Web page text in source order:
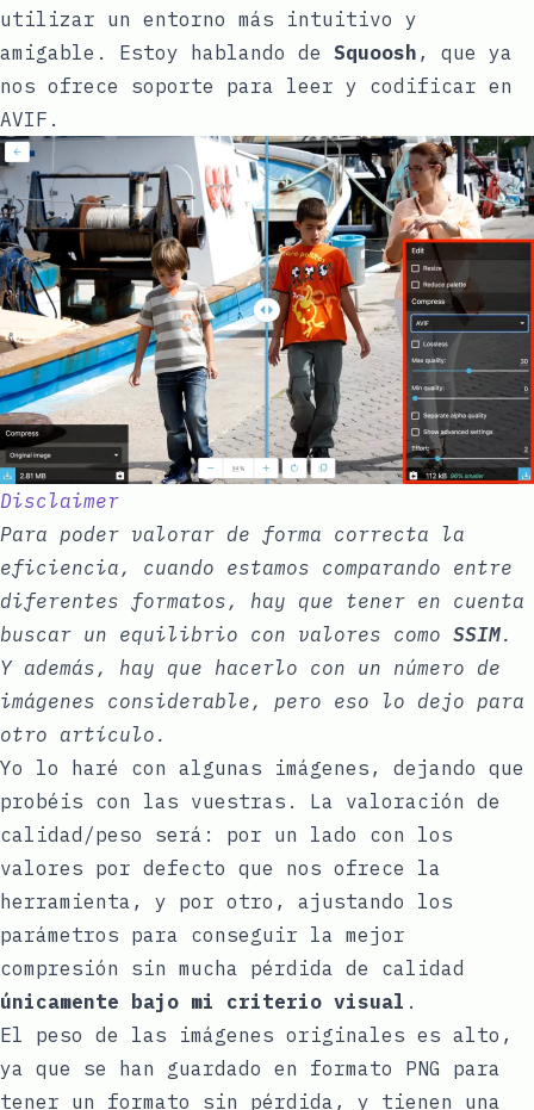
utilizar un entorno más intuitivo y
amigable. Estoy hablando de Squoosh , que ya
nos ofrece soporte para leer y codificar en
AVIF.
Disclaimer
Para poder valorar de forma correcta la
eficiencia, cuando estamos comparando entre
diferentes formatos, hay que tener en cuenta
buscar un equilibrio con valores como SSIM.
Y además, hay que hacerlo con un número de
imágenes considerable, pero eso lo dejo para
otro artículo.
Yo lo haré con algunas imágenes, dejando que
probéis con las vuestras. La valoración de
calidad/peso será: por un lado con los
valores por defecto que nos ofrece la
herramienta, y por otro, ajustando los
parámetros para conseguir la mejor
compresión sin mucha pérdida de calidad
únicamente bajo mi criterio visual .
El peso de las imágenes originales es alto,
ya que se han guardado en formato PNG para
tener un formato sin pérdida, y tienen una